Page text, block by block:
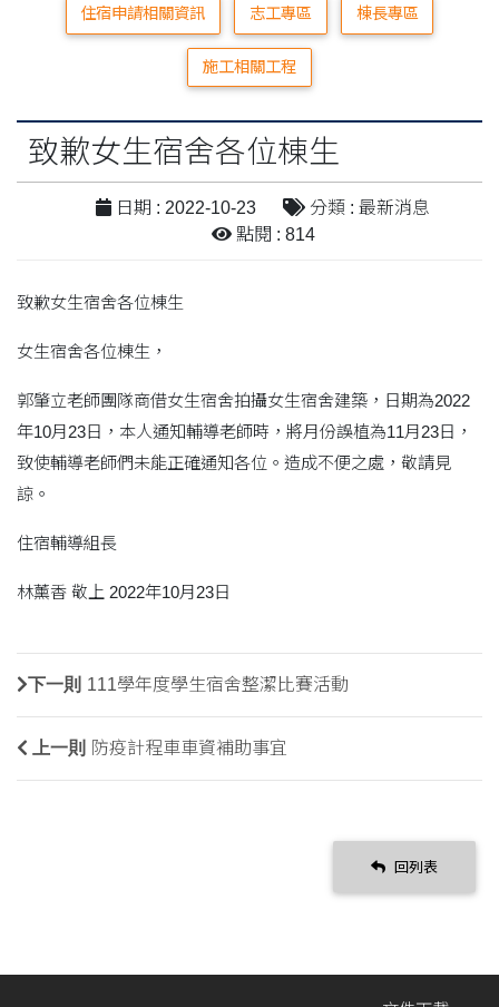
住宿申請相關資訊 志工專區 棟長專區
施工相關工程
致歉女生宿舍各位棟生
日期 : 2022-10-23
分類 : 最新消息
點閱 : 814
致歉女生宿舍各位棟生
女生宿舍各位棟生，
郭肇立老師團隊商借女生宿舍拍攝女生宿舍建築，日期為2022
年10月23日，本人通知輔導老師時，將月份誤植為11月23日，
致使輔導老師們未能正確通知各位。造成不便之處，敬請見
諒。
住宿輔導組長
林薰香 敬上 2022年10月23日
下一則 111學年度學生宿舍整潔比賽活動
上一則 防疫計程車車資補助事宜
回列表